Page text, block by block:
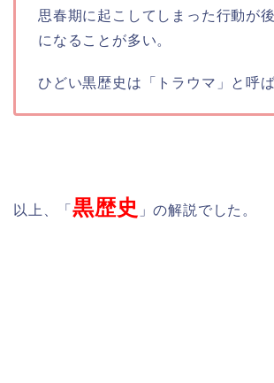
思春期に起こしてしまった行動が
になることが多い。
ひどい黒歴史は「トラウマ」と呼ば
以上、「黒歴史 」の解説でした。